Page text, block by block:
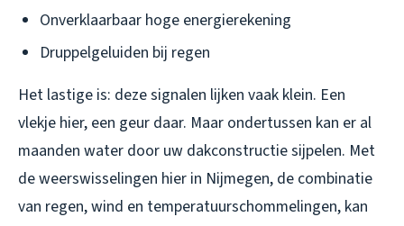
Onverklaarbaar hoge energierekening
Druppelgeluiden bij regen
Het lastige is: deze signalen lijken vaak klein. Een
vlekje hier, een geur daar. Maar ondertussen kan er al
maanden water door uw dakconstructie sijpelen. Met
de weerswisselingen hier in Nijmegen, de combinatie
van regen, wind en temperatuurschommelingen, kan